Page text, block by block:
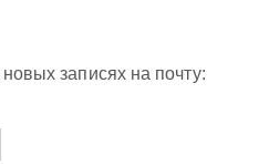
записях на почту: